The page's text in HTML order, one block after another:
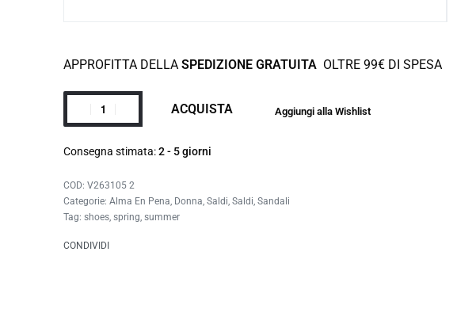
APPROFITTA DELLASPEDIZIONE GRATUITA OLTRE 99€ DI SPESA
ACQUISTA Aggiungi alla Wishlist
Consegna stimata: 2 - 5 giorni
V263105 2
Categorie:Alma En Pena, Donna,Saldi,Saldi,Sandali
Tag:shoes,spring,summer
CONDIVIDI